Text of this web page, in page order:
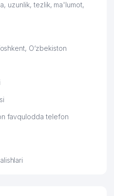
uzunlik, tezlik, ma'lumot,
O‘zbekiston
favqulodda telefon